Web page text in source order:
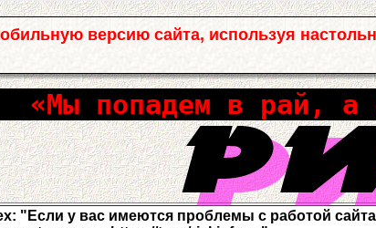
версию сайта, используя
«Мы попадем в рай, а
"Если у вас имеются проблемы с работой